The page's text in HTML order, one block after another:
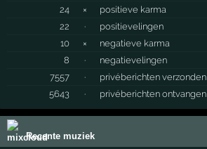
24 ×
positieve karma
22
·
positievelingen
10
×
negatieve karma
8
·
negatievelingen
7557
·
privéberichten verzonden
5643
· privéberichten ontvangen
Recente muziek